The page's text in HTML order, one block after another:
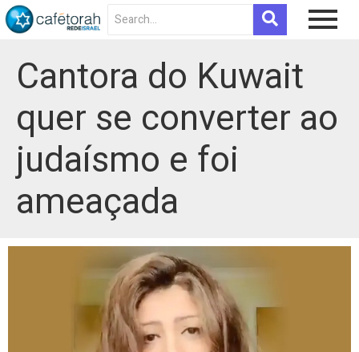
Cantora do Kuwait
quer se converter ao
judaísmo e foi
ameaçada